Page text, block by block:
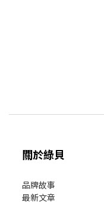
關於綠貝
品牌故事
最新文章